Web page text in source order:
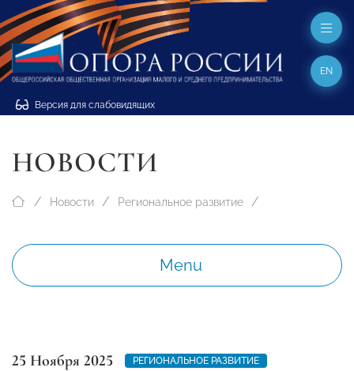
Версия для слабовидящих
EN
НОВОСТИ
Новости Региональное развитие
Menu
25 Ноября 2025
РЕГИОНАЛЬНОЕ РАЗВИТИЕ